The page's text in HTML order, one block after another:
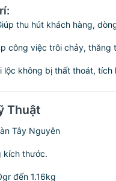
thu hút khách hàng,
công việc trôi chảy, thăng
lộc không bị thất thoát, tích
Thuật
Tây Nguyên
kích thước.
đến 1.16kg